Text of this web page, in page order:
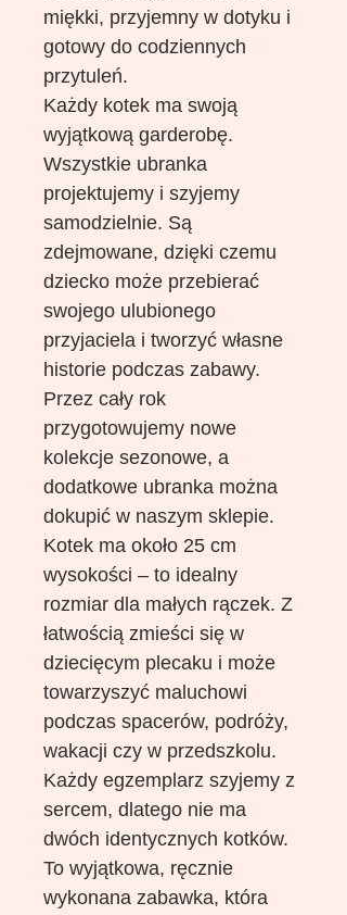
miękki, przyjemny w dotyku i
gotowy do codziennych
przytuleń.
Każdy kotek ma swoją
wyjątkową garderobę.
Wszystkie ubranka
projektujemy i szyjemy
samodzielnie. Są
zdejmowane, dzięki czemu
dziecko może przebierać
swojego ulubionego
przyjaciela i tworzyć własne
historie podczas zabawy.
Przez cały rok
przygotowujemy nowe
kolekcje sezonowe, a
dodatkowe ubranka można
dokupić w naszym sklepie.
Kotek ma około 25 cm
wysokości – to idealny
rozmiar dla małych rączek. Z
łatwością zmieści się w
dziecięcym plecaku i może
towarzyszyć maluchowi
podczas spacerów, podróży,
wakacji czy w przedszkolu.
Każdy egzemplarz szyjemy z
sercem, dlatego nie ma
dwóch identycznych kotków.
To wyjątkowa, ręcznie
wykonana zabawka, która